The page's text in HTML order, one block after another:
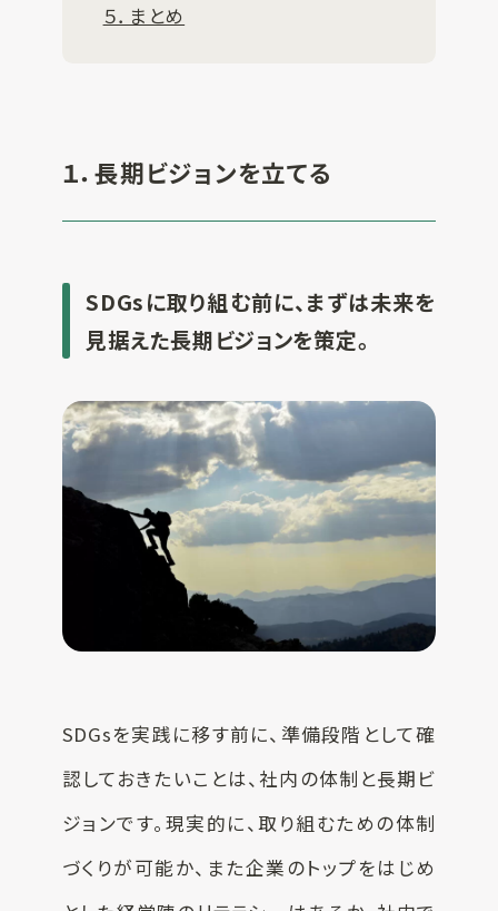
５．まとめ
１．長期ビジョンを立てる
SDGsに取り組む前に、まずは未来を
見据えた長期ビジョンを策定。
SDGsを実践に移す前に、準備段階として確
認しておきたいことは、社内の体制と長期ビ
ジョンです。現実的に、取り組むための体制
づくりが可能か、また企業のトップをはじめ